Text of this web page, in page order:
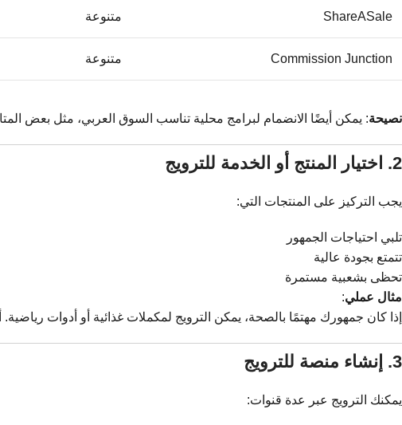
ShareASale متنوعة
Commission Junction متنوعة
نصيحة: يمكن أيضًا الانضمام لبرامج محلية تناسب السوق العربي، مثل بعض
2. اختيار المنتج أو الخدمة للترويج
يجب التركيز على المنتجات التي:
تلبي احتياجات الجمهور
تتمتع بجودة عالية
تحظى بشعبية مستمرة
مثال عملي:
إذا كان جمهورك مهتمًا بالصحة، يمكن الترويج لمكملات غذائية أو أدوات
3. إنشاء منصة للترويج
يمكنك الترويج عبر عدة قنوات: